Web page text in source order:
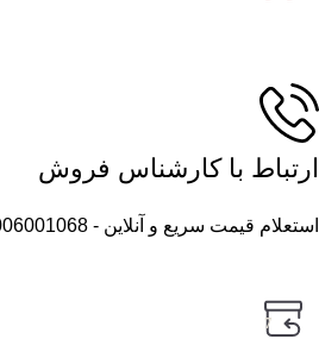
ارتباط با کارشناس فروش
استعلام قیمت سریع و آنلاین - 09006001068
7